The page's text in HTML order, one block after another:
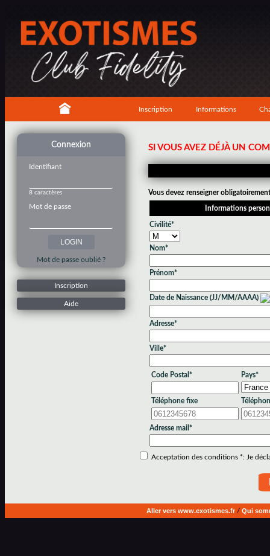
Inscription Informations
Connexion
Identifiant
8 caractères
Mot de passe
Mot de passe oublié ?
Inscription
Aide
SI VOUS AVEZ DÉJÀ UN
Vous devez renseigner
Informations
Civilité*
Nom*
Prénom*
Date de Naissance (JJ/MM/AAAA)
Adresse*
Ville*
Code Postal* Pays*
Téléphone fixe
Adresse mail*
Acceptation des conditions *: Je
Aller vers www.exotismes.fr/ Qui